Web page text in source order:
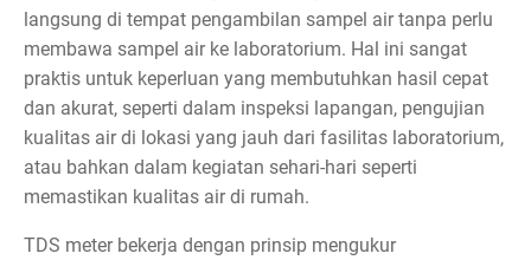
langsung di tempat pengambilan sampel air tanpa perlu
membawa sampel air ke laboratorium. Hal ini sangat
praktis untuk keperluan yang membutuhkan hasil cepat
dan akurat, seperti dalam inspeksi lapangan, pengujian
kualitas air di lokasi yang jauh dari fasilitas laboratorium,
atau bahkan dalam kegiatan sehari-hari seperti
memastikan kualitas air di rumah.
TDS meter bekerja dengan prinsip mengukur